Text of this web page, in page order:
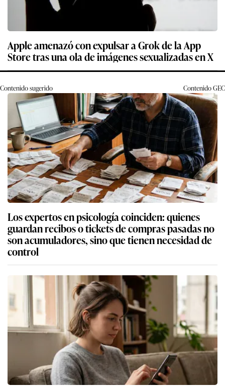
Apple amenazó con expulsar a Grok de la App
Store tras una ola de imágenes sexualizadas en X
Contenido sugerido ContenidoGEC
Los expertos en psicología coinciden: quienes
guardan recibos o tickets de compras pasadas no
son acumuladores, sino que tienen necesidad de
control